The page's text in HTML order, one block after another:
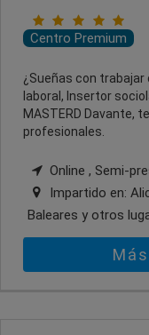
Centro Premium
¿Sueñas con
laboral, Insertor
MASTERD Davante,
profesionales.
Online , Semi-
Impartido en:
Baleares y otros